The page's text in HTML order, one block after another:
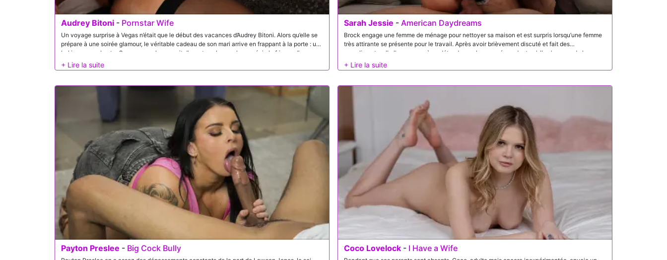
Audrey Bitoni - Pornstar Wife
Un voyage surprise à Vegas n’était que le début des vacances d’Audrey Bitoni. Alors qu’elle se
prépare à une soirée glamour, le véritable cadeau de son mari arrive en frappant à la porte : un
bel inconnu robuste. Connus pour leur esprit d’aventure, le couple apprécie le frisson d’une
expérience partagée. Audrey s’épanouit en se faisant manipuler par un nouvel homme, sachant
que son mari est juste là, savourant chaque instant de la vue.
Sarah Jessie - American Daydreams
Brock engage une femme de ménage pour nettoyer sa maison et est surpris lorsqu’une femme
très attirante se présente pour le travail. Après avoir brièvement discuté et fait des
compliments, elle l’encourage à se détendre sur le canapé pendant qu’elle s’occupe de la
maison. Alors qu’elle s’affaire à nettoyer, Brock s’endort. Dans son rêve, la situation prend une
tournure plus provocante. La servante réapparaît vêtue d’une tenue bien plus révélatrice et
Payton Preslee - Big Cock Bully Coco Lovelock - I Have a Wife